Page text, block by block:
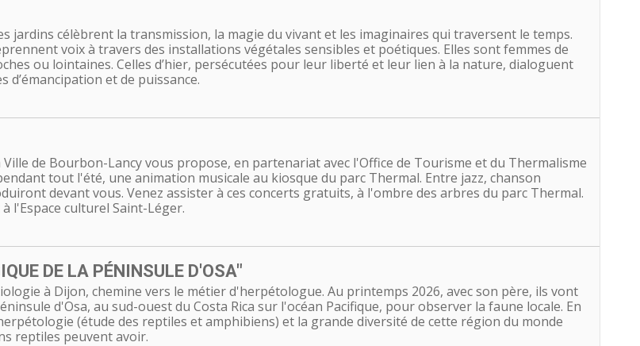
jardins célèbrent la transmission, la magie du vivant et les imaginaires qui traversent le temps.
voix à travers des installations végétales sensibles et poétiques. Elles sont femmes de
ou lointaines. Celles d’hier, persécutées pour leur liberté et leur lien à la nature, dialoguent
d’émancipation et de puissance.
de Bourbon-Lancy vous propose, en partenariat avec l'Office de Tourisme et du Thermalisme
tout l'été, une animation musicale au kiosque du parc Thermal. Entre jazz, chanson
devant vous. Venez assister à ces concerts gratuits, à l'ombre des arbres du parc Thermal.
l'Espace culturel Saint-Léger.
DE LA PÉNINSULE D'OSA"
à Dijon, chemine vers le métier d'herpétologue. Au printemps 2026, avec son père, ils vont
d'Osa, au sud-ouest du Costa Rica sur l'océan Pacifique, pour observer la faune locale. En
(étude des reptiles et amphibiens) et la grande diversité de cette région du monde
reptiles peuvent avoir.